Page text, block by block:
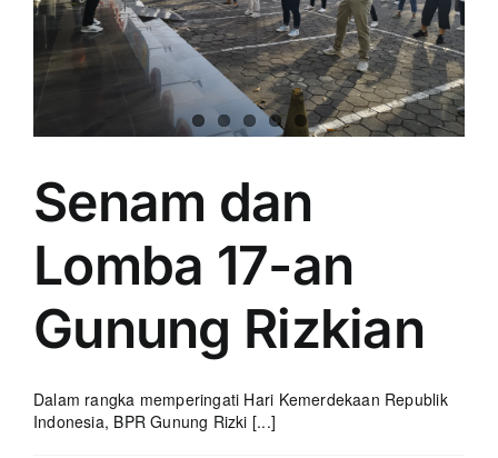
Senam dan
Lomba 17-an
Gunung Rizkian
Dalam rangka memperingati Hari Kemerdekaan Republik
Indonesia, BPR Gunung Rizki [...]